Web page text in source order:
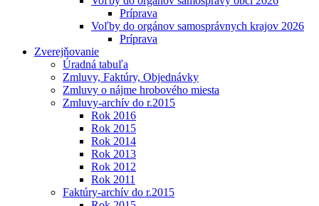
Príprava
Voľby do orgánov samosprávnych krajov 2026
Príprava
Zverejňovanie
Úradná tabuľa
Zmluvy, Faktúry, Objednávky
Zmluvy o nájme hrobového miesta
Zmluvy-archív do r.2015
Rok 2016
Rok 2015
Rok 2014
Rok 2013
Rok 2012
Rok 2011
Faktúry-archív do r.2015